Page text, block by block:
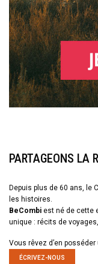
PARTAGEONS LA
Depuis plus de 60 ans, le
les histoires.
BeCombi est né de cette
unique : récits de
Vous rêvez d’en
ÉCRIVEZ-NOUS